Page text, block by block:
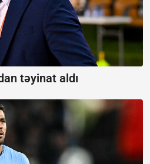
təyinat aldı